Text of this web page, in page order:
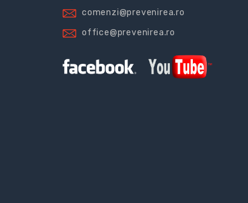
comenzi@prevenirea.ro
office@prevenirea.ro